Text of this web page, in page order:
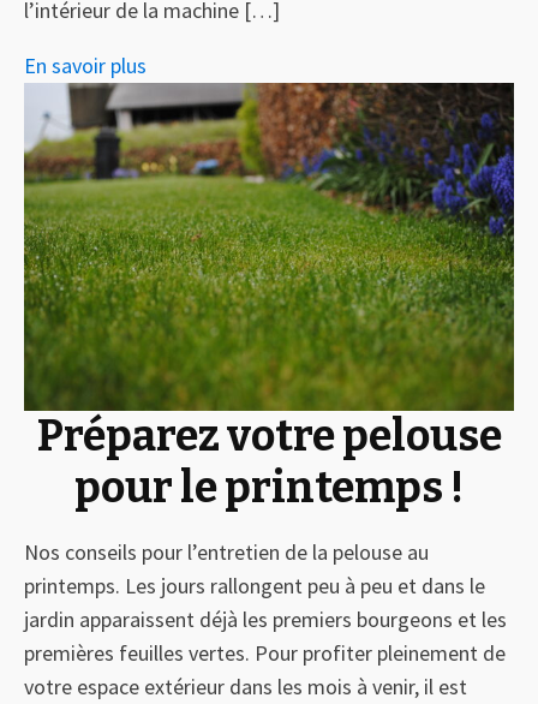
l’intérieur de la machine […]
En savoir plus
Préparez votre pelouse
pour le printemps !
Nos conseils pour l’entretien de la pelouse au
printemps. Les jours rallongent peu à peu et dans le
jardin apparaissent déjà les premiers bourgeons et les
premières feuilles vertes. Pour profiter pleinement de
votre espace extérieur dans les mois à venir, il est